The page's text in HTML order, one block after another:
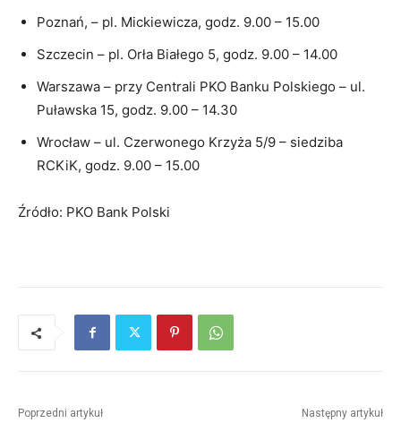
Poznań, – pl. Mickiewicza, godz. 9.00 – 15.00
Szczecin – pl. Orła Białego 5, godz. 9.00 – 14.00
Warszawa – przy Centrali PKO Banku Polskiego – ul.
Puławska 15, godz. 9.00 – 14.30
Wrocław – ul. Czerwonego Krzyża 5/9 – siedziba
RCKiK, godz. 9.00 – 15.00
Źródło: PKO Bank Polski
Poprzedni artykuł Następny artykuł